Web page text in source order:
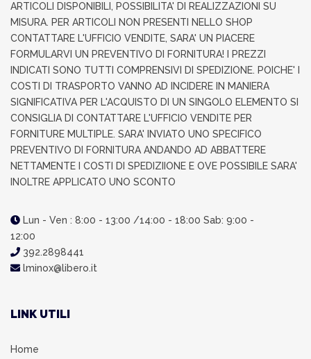
ARTICOLI DISPONIBILI, POSSIBILITA' DI REALIZZAZIONI SU
MISURA. PER ARTICOLI NON PRESENTI NELLO SHOP
CONTATTARE L'UFFICIO VENDITE, SARA' UN PIACERE
FORMULARVI UN PREVENTIVO DI FORNITURA! I PREZZI
INDICATI SONO TUTTI COMPRENSIVI DI SPEDIZIONE. POICHE' I
COSTI DI TRASPORTO VANNO AD INCIDERE IN MANIERA
SIGNIFICATIVA PER L'ACQUISTO DI UN SINGOLO ELEMENTO SI
CONSIGLIA DI CONTATTARE L'UFFICIO VENDITE PER
FORNITURE MULTIPLE. SARA' INVIATO UNO SPECIFICO
PREVENTIVO DI FORNITURA ANDANDO AD ABBATTERE
NETTAMENTE I COSTI DI SPEDIZIIONE E OVE POSSIBILE SARA'
INOLTRE APPLICATO UNO SCONTO
Lun - Ven : 8:00 - 13:00 /14:00 - 18:00 Sab: 9:00 -
12:00
392.2898441
lminox@libero.it
LINK UTILI
Home